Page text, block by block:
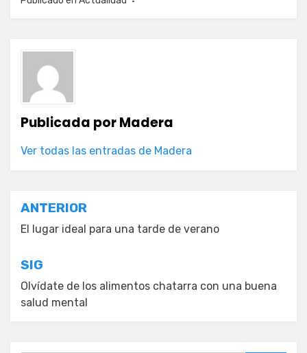
Publicada porMadera
Ver todas las entradas de Madera
Navegación
de
entradas
ANTERIOR
El lugar ideal para una tarde de verano
SIG
Olvídate de los alimentos chatarra con una buena
salud mental